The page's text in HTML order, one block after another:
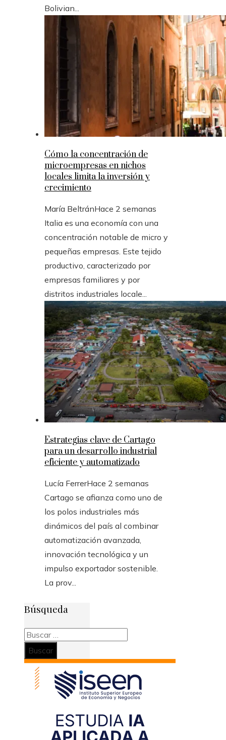
Bolivian...
Cómo la concentración de
microempresas en nichos
locales limita la inversión y
crecimiento
María BeltránHace 2 semanas
Italia es una economía con una
concentración notable de micro y
pequeñas empresas. Este tejido
productivo, caracterizado por
empresas familiares y por
distritos industriales locale...
Estrategias clave de Cartago
para un desarrollo industrial
eficiente y automatizado
Lucía FerrerHace 2 semanas
Cartago se afianza como uno de
los polos industriales más
dinámicos del país al combinar
automatización avanzada,
innovación tecnológica y un
impulso exportador sostenible.
La prov...
Búsqueda
Buscar: